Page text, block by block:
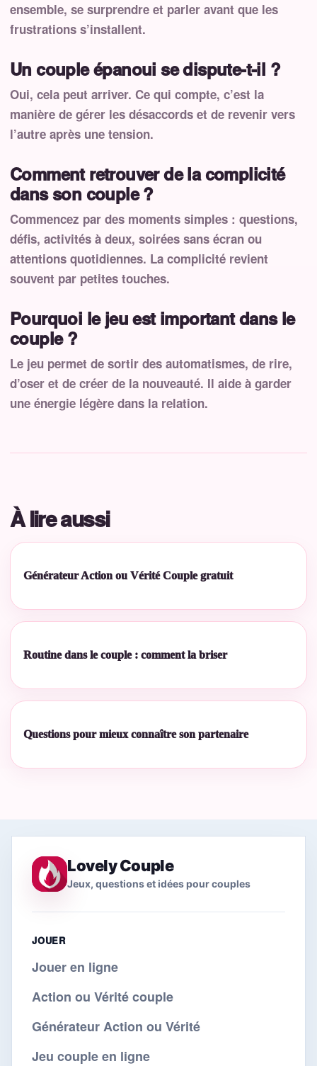
ensemble, se surprendre et parler avant que les
frustrations s’installent.
Un couple épanoui se dispute-t-il ?
Oui, cela peut arriver. Ce qui compte, c’est la
manière de gérer les désaccords et de revenir vers
l’autre après une tension.
Comment retrouver de la complicité
dans son couple ?
Commencez par des moments simples : questions,
défis, activités à deux, soirées sans écran ou
attentions quotidiennes. La complicité revient
souvent par petites touches.
Pourquoi le jeu est important dans le
couple ?
Le jeu permet de sortir des automatismes, de rire,
d’oser et de créer de la nouveauté. Il aide à garder
une énergie légère dans la relation.
À lire aussi
Générateur Action ou Vérité Couple gratuit
Routine dans le couple : comment la briser
Questions pour mieux connaître son partenaire
Lovely Couple
Jeux, questions et idées pour couples
JOUER
Jouer en ligne
Action ou Vérité couple
Générateur Action ou Vérité
Jeu couple en ligne